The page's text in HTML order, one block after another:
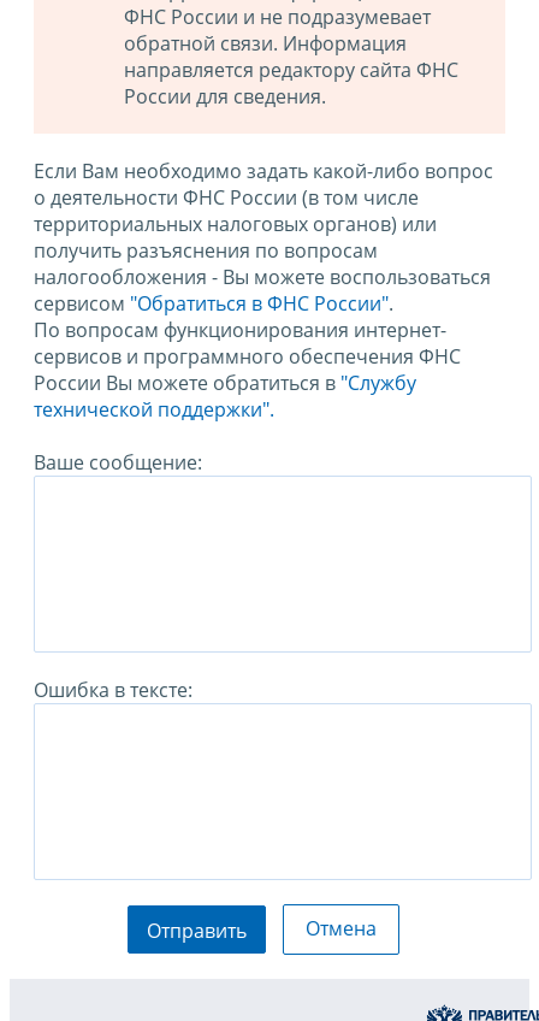
ФНС России и не подразумевает
обратной связи. Информация
направляется редактору сайта ФНС
России для сведения.
Если Вам необходимо задать какой-либо вопрос
о деятельности ФНС России (в том числе
территориальных налоговых органов) или
получить разъяснения по вопросам
налогообложения - Вы можете воспользоваться
сервисом "Обратиться в ФНС России".
По вопросам функционирования интернет-
сервисов и программного обеспечения ФНС
России Вы можете обратиться в "Службу
технической поддержки".
Ваше сообщение:
Ошибка в тексте:
Отправить Отмена